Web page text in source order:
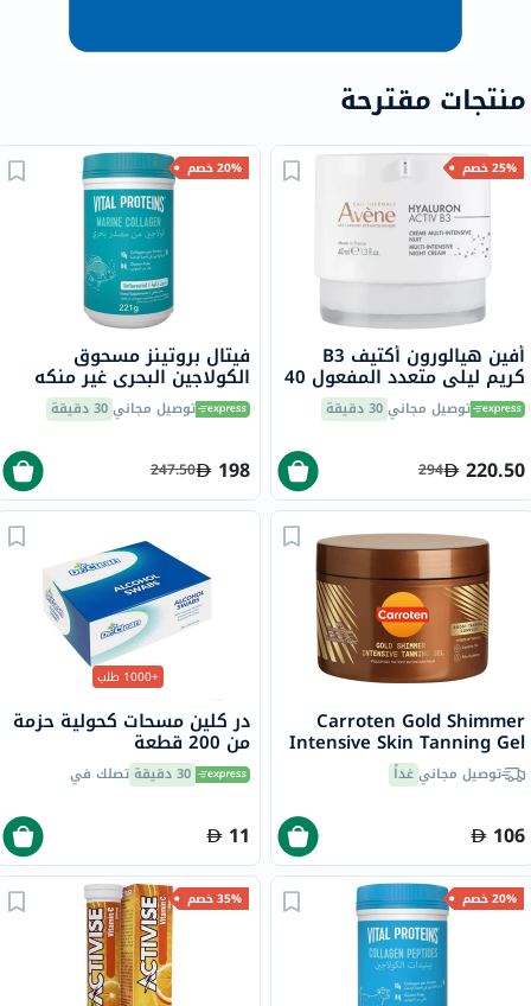
منتجات مقترحة
25% خصم
أفين هيالورون أكتيف B3
كريم ليلي متعدد المفعول 40
مل توصيل مجاني30 دقيقة
220.50
294
20% خصم
فيتال بروتينز مسحوق
الكولاجين البحري غير منكه
جرام توصيل مجاني30 دقيقة
198
247.50
Carroten Gold Shimmer
Intensive Skin Tanning Gel
150mlتوصيل مجانيغداً
106
+1000 طلب
در كلين مسحات كحولية حزمة
من 200 قطعة
30 دقيقة تصلك في
11
20% خصم 35% خصم